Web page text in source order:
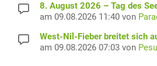
8. August 2026 – Tag des
am 09.08.2026 11:40 von
West-Nil-Fieber breitet sich
am 09.08.2026 07:03 von